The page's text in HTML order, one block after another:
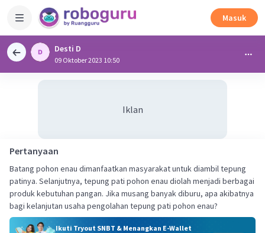
Masuk
Desti D
09 Oktober 2023 10:50
Iklan
Pertanyaan
Batang pohon enau dimanfaatkan masyarakat untuk diambil tepung
patinya. Selanjutnya, tepung pati pohon enau diolah menjadi berbagai
produk kebutuhan pangan. Jika musang banyak diburu, apa akibatnya
bagi kelanjutan usaha pengolahan tepung pati pohon enau?
Ikuti Tryout SNBT & Menangkan E-Wallet